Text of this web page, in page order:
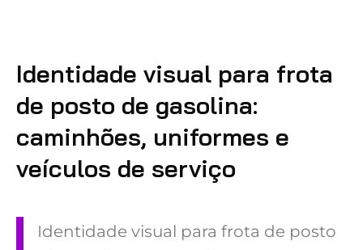
Identidade visual para frota
de posto de gasolina:
caminhões, uniformes e
veículos de serviço
Identidade visual para frota de posto